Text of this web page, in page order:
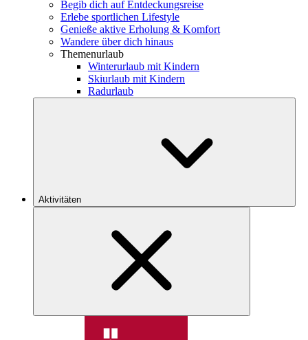
Begib dich auf Entdeckungsreise
Erlebe sportlichen Lifestyle
Genieße aktive Erholung & Komfort
Wandere über dich hinaus
Themenurlaub
Winterurlaub mit Kindern
Skiurlaub mit Kindern
Radurlaub
Aktivitäten